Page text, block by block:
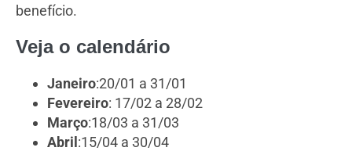
benefício.
Veja o calendário
Janeiro:20/01 a 31/01
Fevereiro: 17/02 a 28/02
Março:18/03 a 31/03
Abril:15/04 a 30/04